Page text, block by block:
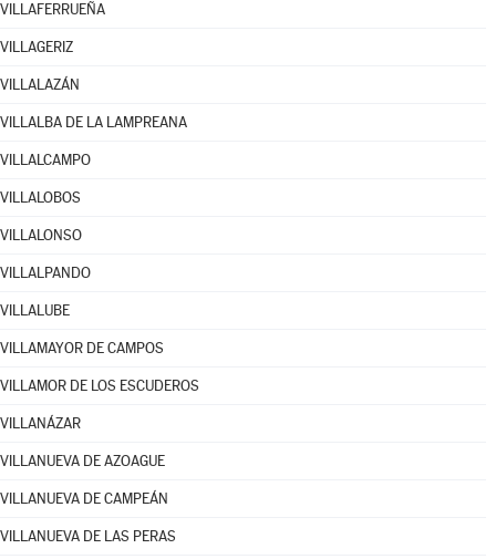
VILLAFERRUEÑA
VILLAGERIZ
VILLALAZÁN
VILLALBA DE LA LAMPREANA
VILLALCAMPO
VILLALOBOS
VILLALONSO
VILLALPANDO
VILLALUBE
VILLAMAYOR DE CAMPOS
VILLAMOR DE LOS ESCUDEROS
VILLANÁZAR
VILLANUEVA DE AZOAGUE
VILLANUEVA DE CAMPEÁN
VILLANUEVA DE LAS PERAS